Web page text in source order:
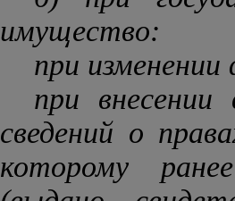
имущество:
при
при
сведений о
которому